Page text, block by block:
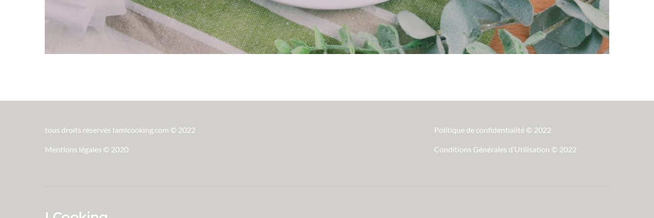
tous droits réservés Iamlcooking.com © 2022
Mentions légales © 2020
Politique de confidentialité © 2022
Conditions Générales d’Utilisation © 2022